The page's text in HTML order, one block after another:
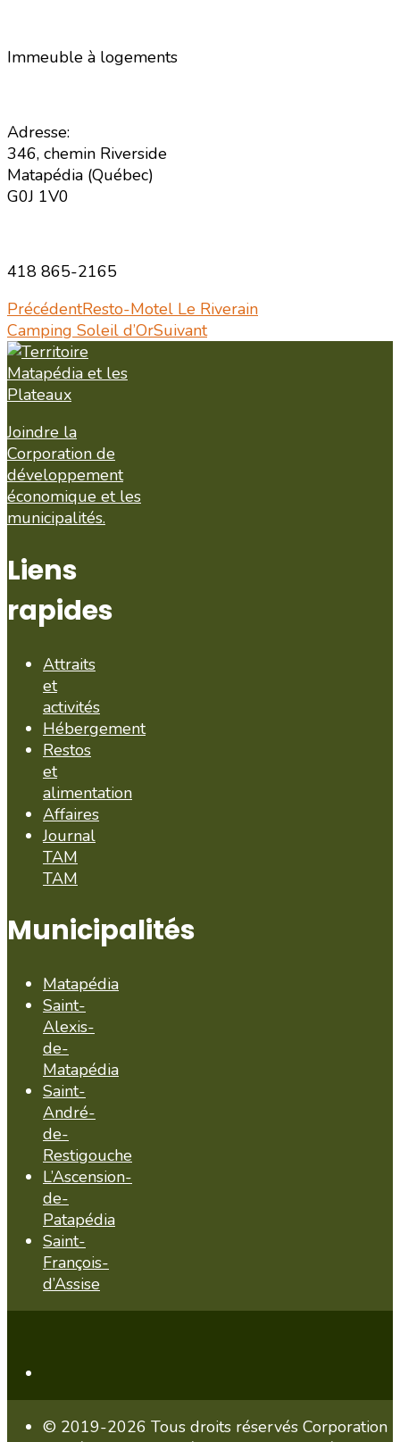
Immeuble à logements
Adresse:
346, chemin Riverside
Matapédia (Québec)
G0J 1V0
418 865-2165
PrécédentResto-Motel Le Riverain
Camping Soleil d’OrSuivant
Joindre la
Corporation de
développement
économique et les
municipalités.
Liens
rapides
Attraits
et
activités
Hébergement
Restos
et
alimentation
Affaires
Journal
TAM
TAM
Municipalités
Matapédia
Saint-
Alexis-
de-
Matapédia
Saint-
André-
de-
Restigouche
L’Ascension-
de-
Patapédia
Saint-
François-
d’Assise
© 2019-2026 Tous droits réservés Corporation